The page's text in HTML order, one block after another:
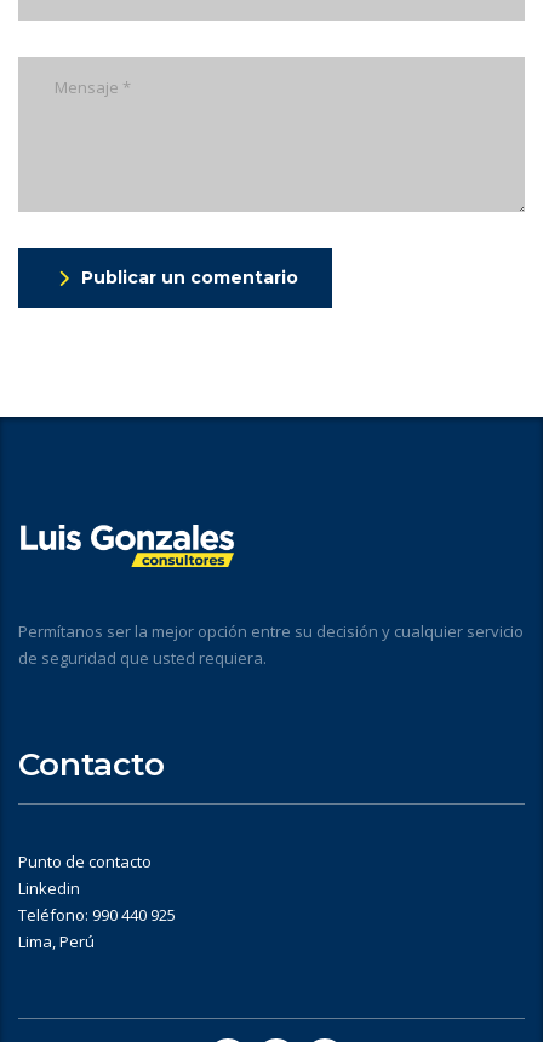
Publicar un comentario
Permítanos ser la mejor opción entre su decisión y cualquier servicio
de seguridad que usted requiera.
Contacto
Punto de contacto
Linkedin
Teléfono: 990 440 925
Lima, Perú